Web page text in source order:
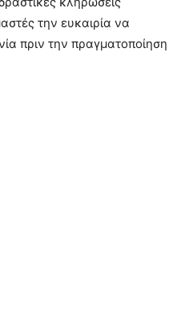
την ευκαιρία να
πριν την πραγματοποίηση